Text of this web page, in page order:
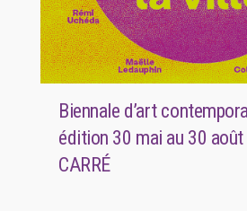
Biennale d’art
édition 30 mai au 30
CARRÉ